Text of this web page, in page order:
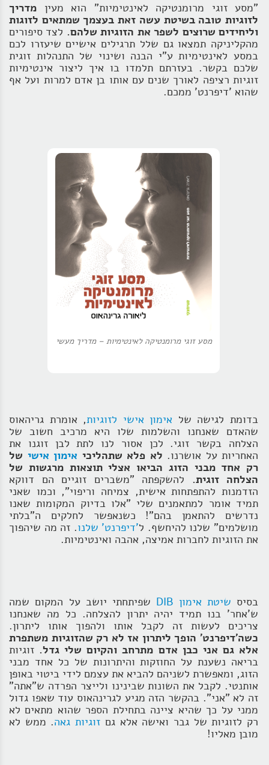
"מסע זוגי מרומנטיקה לאינטימיות" הוא מעין מדריך
לזוגיות טובה בשיטת עשה זאת בעצמך שמתאים לזוגות
וליחידים שרוצים לשפר את הזוגיות שלהם. לצד סיפורים
מהקליניקה תמצאו גם שלל תרגילים אישיים שיעזרו לכם
במסע לאינטימיות ע"י הבנה ושינוי של התנהלות זוגית
שלכם בקשר. בעזרתם תלמדו בו איך ליצור אינטימיות
זוגיות רציפה לאורך שנים עם אותו בן אדם למרות ועל אף
שהוא 'דיפרנט' ממכם.
מסע זוגי מרומנטיקה לאינטימיות – מדריך מעשי
בדומת לגישה של אימון אישי לזוגיות, אומרת גריהאוס
שהאדם שאנחנו והשלמות שלו היא מרכיב חשוב של
הצלחה בקשר זוגי. לכן אסור לנו לתת לבן זוגנו את
האחריות על אושרנו. לא פלא שתהליכי אימון אישי של
רק אחד מבני הזוג הביאו אצלי תוצאות מרגשות של
הצלחה זוגית.
להשקפתה "משברים זוגיים הם דווקא
הזדמנות להתפתחות אישית, צמיחה וריפוי", וכמו שאני
תמיד אומר למתאמנים שלי "אלו בדיוק המקומות שאנו
נדרשים להתאמן בהם"! כשנאפשר לחלקים ה"בלתי
מושלמים" שלנו להיחשף. ל'דיפרנט' שלנו. זה מה שיהפוך
את הזוגיות לחברות אמיצה, אהבה ואינטימיות.
בסיס שיטת אימון DIB
שפיתחתי יושב על המקום שמה
ש'אחר' בנו תמיד יהיה יתרון להצלחה. כל מה שאנחנו
צריכים לעשות זה לקבל אותו ולהפוך אותו ליתרון.
כשה'דיפרנט' הופך ליתרון אז לא רק שהזוגיות משתפרת
אלא גם אני כבן אדם מתרחב והקיום שלי גדל. זוגיות
בריאה נשענת על החוזקות והיתרונות של כל אחד מבני
הזוג, ומאפשרת לשניהם להביא את עצמם לידי ביטוי באופן
אותנטי. לקבל את השונות שבינינו ולייצר הפרדה ש"אתה"
זה לא "אני". בהקשר הזה מגיע לגרינהאוס עוד שאפו גדול
ממני על כך שהיא ציינה בתחילת הספר שהוא מתאים לא
רק לזוגיות של גבר ואישה אלא גם זוגיות גאה. ממש לא
מובן מאליו!